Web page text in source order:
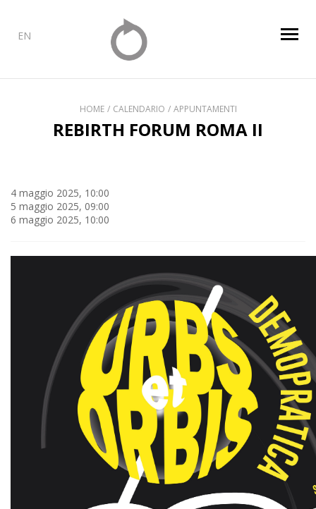
EN
HOME CALENDARIO APPUNTAMENTI
REBIRTH FORUM ROMA II
4 maggio 2025, 10:00
5 maggio 2025, 09:00
6 maggio 2025, 10:00